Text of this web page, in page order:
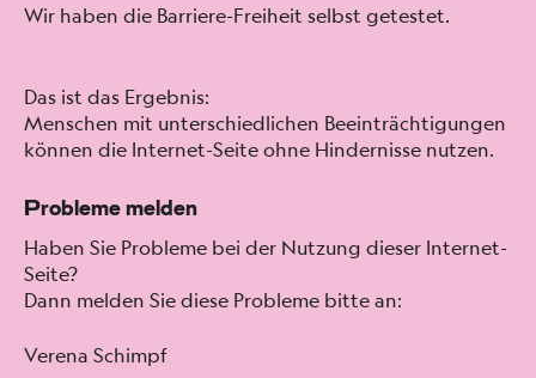
Wir haben die Bar­riere-Frei­heit selb­st getestet.
Das ist das Ergeb­nis:
Men­schen mit unter­schiedlichen Beein­träch­ti­gun­gen
kön­nen die Inter­net-Seite ohne Hin­dernisse nutzen.
Probleme melden
Haben Sie Prob­leme bei der Nutzung dieser Inter­net-
Seite?
Dann melden Sie diese Prob­leme bitte an:
Ver­e­na Schimpf